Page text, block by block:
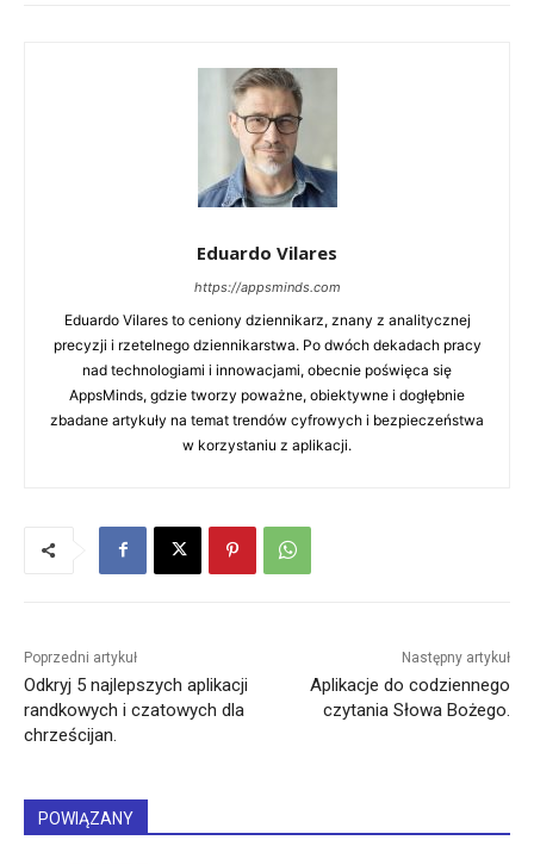
Eduardo Vilares
https://appsminds.com
Eduardo Vilares to ceniony dziennikarz, znany z analitycznej
precyzji i rzetelnego dziennikarstwa. Po dwóch dekadach pracy
nad technologiami i innowacjami, obecnie poświęca się
AppsMinds, gdzie tworzy poważne, obiektywne i dogłębnie
zbadane artykuły na temat trendów cyfrowych i bezpieczeństwa
w korzystaniu z aplikacji.
Poprzedni artykuł
Odkryj 5 najlepszych aplikacji
randkowych i czatowych dla
chrześcijan.
Następny artykuł
Aplikacje do codziennego
czytania Słowa Bożego.
POWIĄZANY